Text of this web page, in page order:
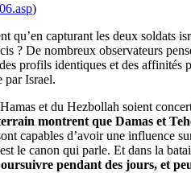
)
qu’en capturant les deux soldats
? De nombreux observateurs
profils identiques et des affinités
par Israel.
et du Hezbollah soient
montrent que Damas et
capables d’avoir une influence
le canon qui parle. Et dans la
pendant des jours, et